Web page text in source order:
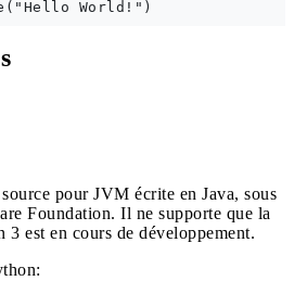
pour JVM écrite en Java, sous
Foundation. Il ne supporte que la
3 est en cours de développement.